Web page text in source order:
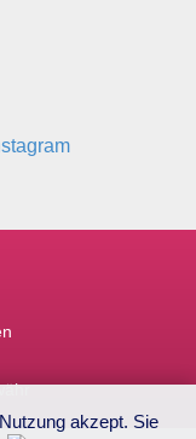
akzept. Sie